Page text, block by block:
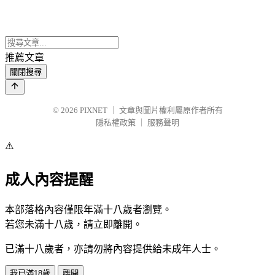
推薦文章
關閉搜尋
© 2026 PIXNET
文章與圖片權利屬原作者所有
隱私權政策
服務聲明
⚠️
成人內容提醒
本部落格內容僅限年滿十八歲者瀏覽。
若您未滿十八歲，請立即離開。
已滿十八歲者，亦請勿將內容提供給未成年人士。
我已滿18歲 離開